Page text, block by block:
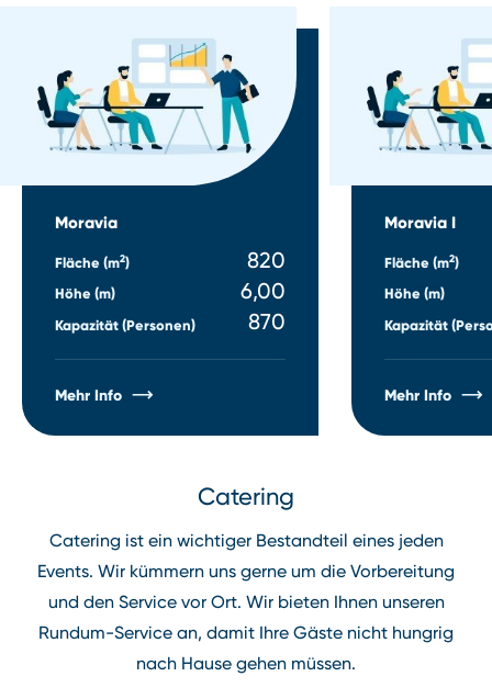
Moravia
Fläche (m2) 820
Höhe (m) 6,00
Kapazität (Personen) 870
Mehr Info
Moravia I
Fläche (m2)
Höhe (m)
Kapazität
Mehr Info
Catering
Catering ist ein wichtiger Bestandteil eines jeden
Events. Wir kümmern uns gerne um die Vorbereitung
und den Service vor Ort. Wir bieten Ihnen unseren
Rundum⁠-⁠Service an, damit Ihre Gäste nicht hungrig
nach Hause gehen müssen.